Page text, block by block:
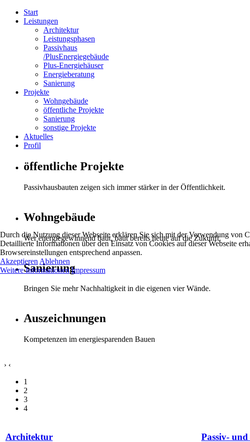
Start
Leistungen
Architektur
Leistungsphasen
Passivhaus
/PlusEnergiegebäude
Plus-Energiehäuser
Energieberatung
Sanierung
Projekte
Wohngebäude
öffentliche Projekte
Sanierung
sonstige Projekte
Aktuelles
Profil
öffentliche Projekte
Passivhausbauten zeigen sich immer stärker in der Öffentlichkeit.
Wohngebäude
Wer energiegewinnend baut, baut bereits heute auf die Zukunft.
Sanierung
Bringen Sie mehr Nachhaltigkeit in die eigenen vier Wände.
Auszeichnungen
Kompetenzen im energiesparenden Bauen
› ‹
1
2
3
4
Architektur Passiv-
Durch die Nutzung dieser Webseite erklären Sie sich mit der Verwendung von
Detaillierte Informationen über den Einsatz von Cookies auf dieser Webseite
Browsereinstellungen entsprechend anpassen.
Akzeptieren Ablehnen
Weitere Informationen Impressum